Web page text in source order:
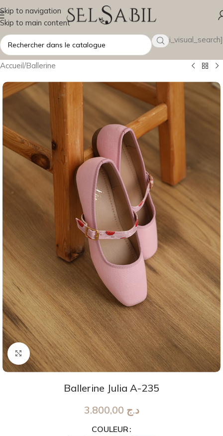
Skip to navigation
Skip to main content
[wsbi_visual_search]
Accueil/Ballerine
Agrandir
Ballerine Julia A-235
د.ج
COULEUR